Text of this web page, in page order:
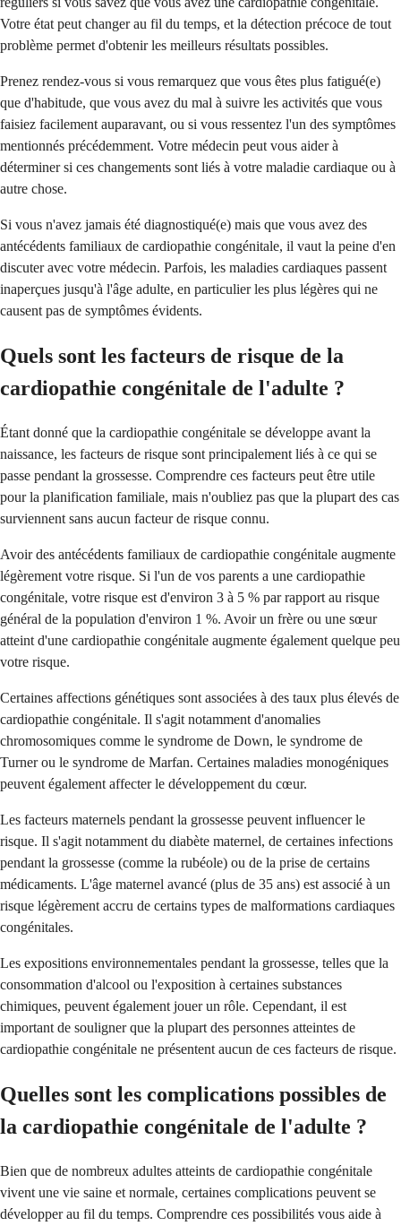
Votre état peut changer au fil du temps, et la détection précoce de tout
problème permet d'obtenir les meilleurs résultats possibles.
Prenez rendez-vous si vous remarquez que vous êtes plus fatigué(e)
que d'habitude, que vous avez du mal à suivre les activités que vous
faisiez facilement auparavant, ou si vous ressentez l'un des symptômes
mentionnés précédemment. Votre médecin peut vous aider à
déterminer si ces changements sont liés à votre maladie cardiaque ou à
autre chose.
Si vous n'avez jamais été diagnostiqué(e) mais que vous avez des
antécédents familiaux de cardiopathie congénitale, il vaut la peine d'en
discuter avec votre médecin. Parfois, les maladies cardiaques passent
inaperçues jusqu'à l'âge adulte, en particulier les plus légères qui ne
causent pas de symptômes évidents.
Quels sont les facteurs de risque de la
cardiopathie congénitale de l'adulte ?
Étant donné que la cardiopathie congénitale se développe avant la
naissance, les facteurs de risque sont principalement liés à ce qui se
passe pendant la grossesse. Comprendre ces facteurs peut être utile
pour la planification familiale, mais n'oubliez pas que la plupart des cas
surviennent sans aucun facteur de risque connu.
Avoir des antécédents familiaux de cardiopathie congénitale augmente
légèrement votre risque. Si l'un de vos parents a une cardiopathie
congénitale, votre risque est d'environ 3 à 5 % par rapport au risque
général de la population d'environ 1 %. Avoir un frère ou une sœur
atteint d'une cardiopathie congénitale augmente également quelque peu
votre risque.
Certaines affections génétiques sont associées à des taux plus élevés de
cardiopathie congénitale. Il s'agit notamment d'anomalies
chromosomiques comme le syndrome de Down, le syndrome de
Turner ou le syndrome de Marfan. Certaines maladies monogéniques
peuvent également affecter le développement du cœur.
Les facteurs maternels pendant la grossesse peuvent influencer le
risque. Il s'agit notamment du diabète maternel, de certaines infections
pendant la grossesse (comme la rubéole) ou de la prise de certains
médicaments. L'âge maternel avancé (plus de 35 ans) est associé à un
risque légèrement accru de certains types de malformations cardiaques
congénitales.
Les expositions environnementales pendant la grossesse, telles que la
consommation d'alcool ou l'exposition à certaines substances
chimiques, peuvent également jouer un rôle. Cependant, il est
important de souligner que la plupart des personnes atteintes de
cardiopathie congénitale ne présentent aucun de ces facteurs de risque.
Quelles sont les complications possibles de
la cardiopathie congénitale de l'adulte ?
Bien que de nombreux adultes atteints de cardiopathie congénitale
vivent une vie saine et normale, certaines complications peuvent se
développer au fil du temps. Comprendre ces possibilités vous aide à